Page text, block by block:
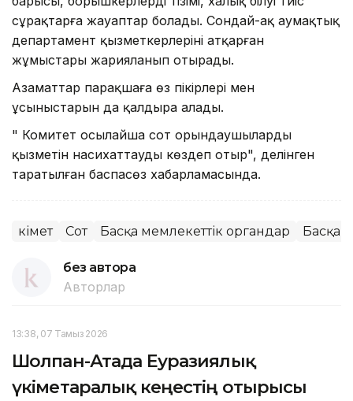
сұрақтарға жауаптар болады. Сондай-ақ аумақтық
департамент қызметкерлерінің атқарған
жұмыстары жарияланып отырады.
Азаматтар парақшаға өз пікірлері мен
ұсыныстарын да қалдыра алады.
" Комитет осылайша сот орындаушылардың
қызметін насихаттауды көздеп отыр", делінген
таратылған баспасөз хабарламасында.
Үкімет Сот Басқа мемлекеттік органдар Басқа
без автора
Авторлар
13:38, 07 Тамыз 2026
Шолпан-Атада Еуразиялық
үкіметаралық кеңестің отырысы